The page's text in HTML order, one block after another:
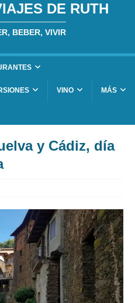
DE RUTH
BEBER, VIVIR
VINO MÁS
y Cádiz, día